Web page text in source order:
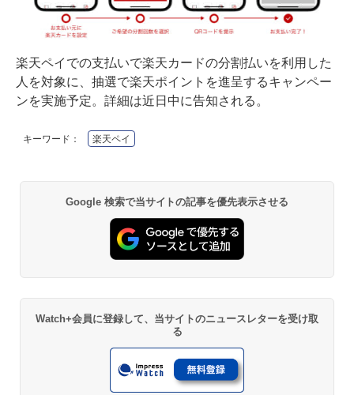
楽天ペイでの支払いで楽天カードの分割払いを利用した
人を対象に、抽選で楽天ポイントを進呈するキャンペー
ンを実施予定。詳細は近日中に告知される。
キーワード： 楽天ペイ
Google 検索で当サイトの記事を優先表示させる
Watch+会員に登録して、当サイトのニュースレターを受け取
る